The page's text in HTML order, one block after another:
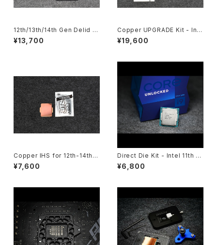
12th/13th/14th Gen Delid &
Relid Kit
¥13,700
Copper UPGRADE Kit - Inte
l 12th/13th/14th Gen
¥19,600
Copper IHS for 12th-14th G
en
¥7,600
Direct Die Kit - Intel 11th G
en
¥6,800